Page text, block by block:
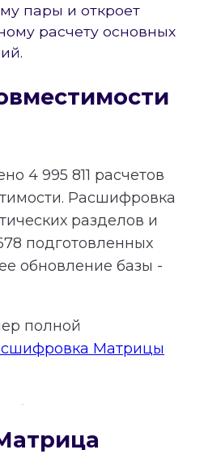
пары и откроет
расчету основных
4 995 811 расчетов
Расшифровка
разделов и
подготовленных
обновление базы -
полной
Матрицы